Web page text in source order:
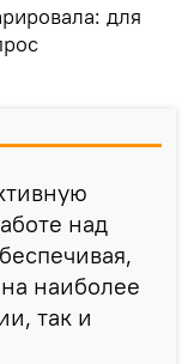
для
над
наиболее
так и